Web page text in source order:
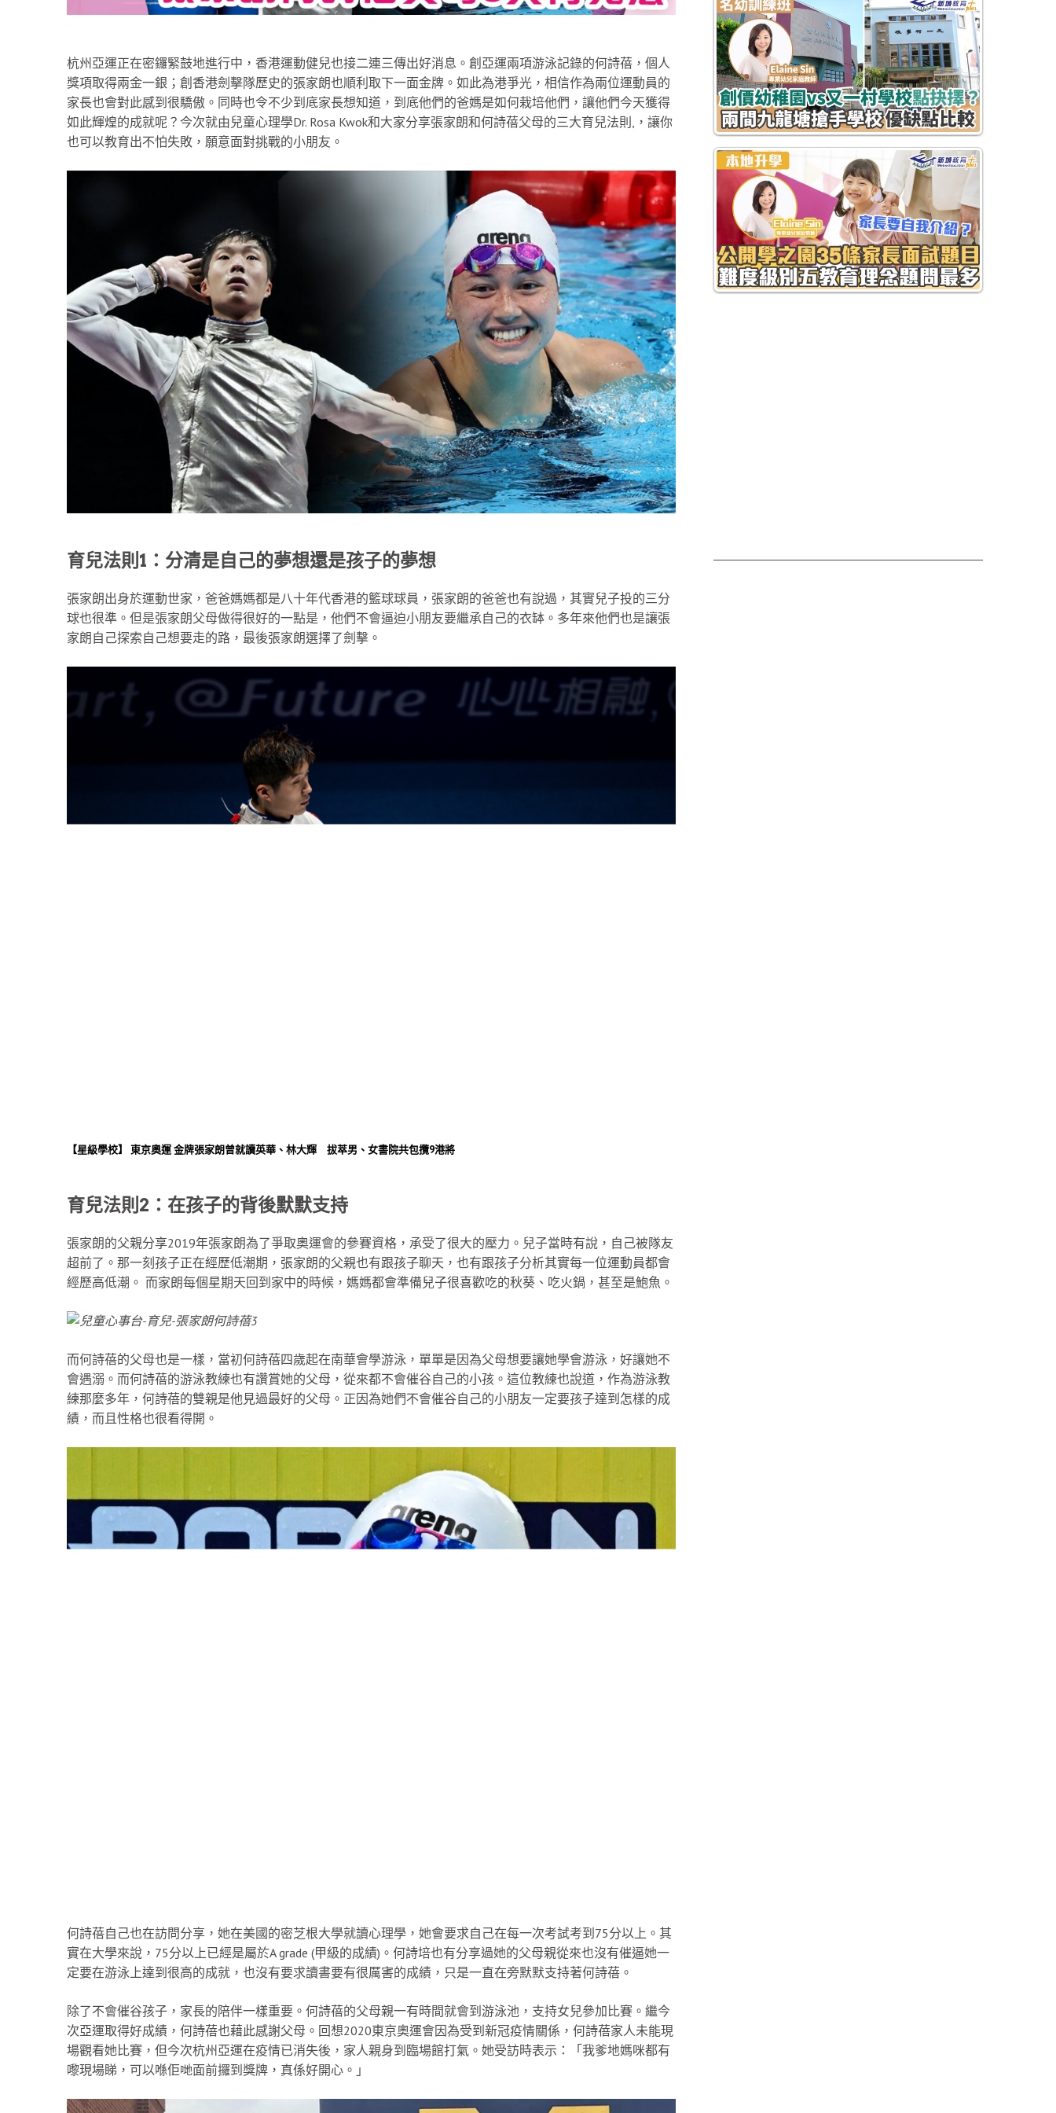
杭州亞運正在密鑼緊鼓地進行中，香港運動健兒也接二連三傳出好消息。創亞運兩項游泳記錄的何詩蓓，個人
獎項取得兩金一銀；創香港劍擊隊歷史的張家朗也順利取下一面金牌。如此為港爭光，相信作為兩位運動員的
家長也會對此感到很驕傲。同時也令不少到底家長想知道，到底他們的爸媽是如何栽培他們，讓他們今天獲得
如此輝煌的成就呢？今次就由兒童心理學Dr. Rosa Kwok和大家分享張家朗和何詩蓓父母的三大育兒法則,，讓你
也可以教育出不怕失敗，願意面對挑戰的小朋友。
育兒法則1：分清是自己的夢想還是孩子的夢想
張家朗出身於運動世家，爸爸媽媽都是八十年代香港的籃球球員，張家朗的爸爸也有說過，其實兒子投的三分
球也很準。但是張家朗父母做得很好的一點是，他們不會逼迫小朋友要繼承自己的衣缽。多年來他們也是讓張
家朗自己探索自己想要走的路，最後張家朗選擇了劍擊。
【星級學校】 東京奧運 金牌張家朗曾就讀英華、林大輝 拔萃男、女書院共包攬9港將
育兒法則2：在孩子的背後默默支持
張家朗的父親分享2019年張家朗為了爭取奧運會的參賽資格，承受了很大的壓力。兒子當時有說，自己被隊友
超前了。那一刻孩子正在經歷低潮期，張家朗的父親也有跟孩子聊天，也有跟孩子分析其實每一位運動員都會
經歷高低潮。 而家朗每個星期天回到家中的時候，媽媽都會準備兒子很喜歡吃的秋葵、吃火鍋，甚至是鮑魚。
而何詩蓓的父母也是一樣，當初何詩蓓四歲起在南華會學游泳，單單是因為父母想要讓她學會游泳，好讓她不
會遇溺。而何詩蓓的游泳教練也有讚賞她的父母，從來都不會催谷自己的小孩。這位教練也說道，作為游泳教
練那麼多年，何詩蓓的雙親是他見過最好的父母。正因為她們不會催谷自己的小朋友一定要孩子達到怎樣的成
績，而且性格也很看得開。
何詩蓓自己也在訪問分享，她在美國的密芝根大學就讀心理學，她會要求自己在每一次考試考到75分以上。其
實在大學來說，75分以上已經是屬於A grade (甲級的成績)。何詩培也有分享過她的父母親從來也沒有催逼她一
定要在游泳上達到很高的成就，也沒有要求讀書要有很厲害的成績，只是一直在旁默默支持著何詩蓓。